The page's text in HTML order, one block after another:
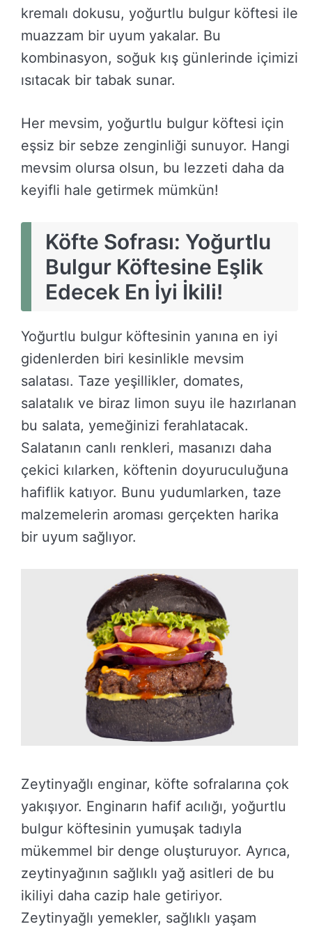
kremalı dokusu, yoğurtlu bulgur köftesi ile
muazzam bir uyum yakalar. Bu
kombinasyon, soğuk kış günlerinde içimizi
ısıtacak bir tabak sunar.
Her mevsim, yoğurtlu bulgur köftesi için
eşsiz bir sebze zenginliği sunuyor. Hangi
mevsim olursa olsun, bu lezzeti daha da
keyifli hale getirmek mümkün!
Köfte Sofrası: Yoğurtlu
Bulgur Köftesine Eşlik
Edecek En İyi İkili!
Yoğurtlu bulgur köftesinin yanına en iyi
gidenlerden biri kesinlikle mevsim
salatası. Taze yeşillikler, domates,
salatalık ve biraz limon suyu ile hazırlanan
bu salata, yemeğinizi ferahlatacak.
Salatanın canlı renkleri, masanızı daha
çekici kılarken, köftenin doyuruculuğuna
hafiflik katıyor. Bunu yudumlarken, taze
malzemelerin aroması gerçekten harika
bir uyum sağlıyor.
Zeytinyağlı enginar, köfte sofralarına çok
yakışıyor. Enginarın hafif acılığı, yoğurtlu
bulgur köftesinin yumuşak tadıyla
mükemmel bir denge oluşturuyor. Ayrıca,
zeytinyağının sağlıklı yağ asitleri de bu
ikiliyi daha cazip hale getiriyor.
Zeytinyağlı yemekler, sağlıklı yaşam